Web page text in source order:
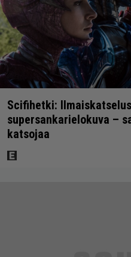
Scifihetki:
supersankarielokuva –
katsojaa